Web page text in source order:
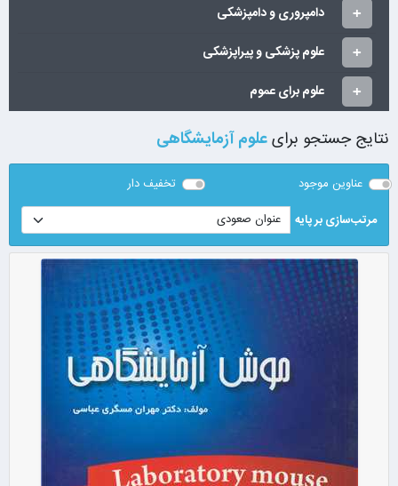
دامپروری و دامپزشکی
علوم پزشکی و پیراپزشکی
علوم برای عموم
نتایج جستجو برایعلوم آزمایشگاهی
عناوین موجود
تخفیف دار
مرتب‌سازی بر پایه